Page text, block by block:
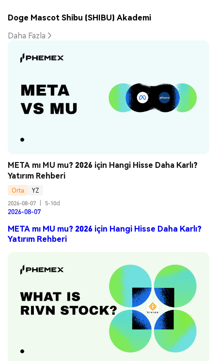
Doge Mascot Shibu (SHIBU) Akademi
Daha Fazla
META mı MU mu? 2026 için Hangi Hisse Daha Karlı?
Yatırım Rehberi
Orta
YZ
2026-08-07
5-10d
2026-08-07
META mı MU mu? 2026 için Hangi Hisse Daha Karlı?
Yatırım Rehberi